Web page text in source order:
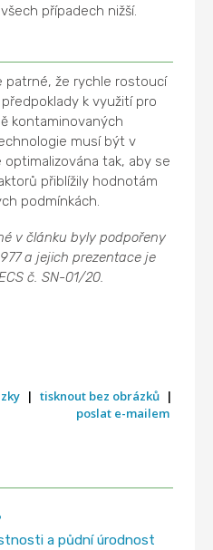
případech nižší.
patrné, že rychle rostoucí
k využití pro
kontaminovaných
musí být v
tak, aby se
přiblížily hodnotám
podmínkách.
v článku byly podpořeny
a jejich prezentace je
č. SN-01/20.
| tisknout bez obrázků |
poslat e-mailem
a půdní úrodnost